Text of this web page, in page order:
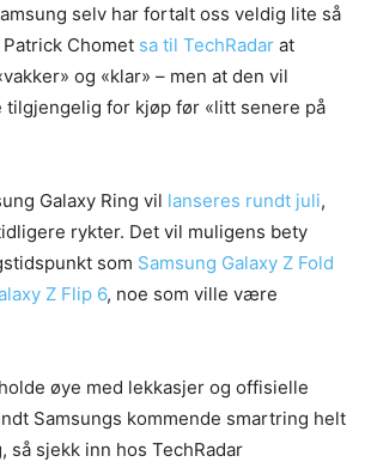
selv har fortalt oss veldig lite så
Chomet sa til TechRadar at
og «klar» – men at den vil
for kjøp før «litt senere på
Galaxy Ring vil lanseres rundt juli,
rykter. Det vil muligens bety
som Samsung Galaxy Z Fold
Z Flip 6, noe som ville være
øye med lekkasjer og offisielle
Samsungs kommende smartring helt
så sjekk inn hos TechRadar